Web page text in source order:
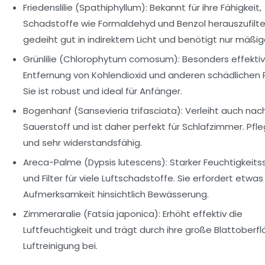
Friedenslilie (Spathiphyllum): Bekannt für ihre Fähigkeit,
Schadstoffe wie Formaldehyd und Benzol
gedeiht gut in indirektem Licht und benötigt nur
Grünlilie (Chlorophytum comosum): Besonders
Entfernung von Kohlendioxid und anderen schädlichen
Sie ist robust und ideal für Anfänger.
Bogenhanf (Sansevieria trifasciata): Verleiht auch
Sauerstoff und ist daher perfekt für Schlafzimmer.
und sehr widerstandsfähig.
Areca-Palme (Dypsis lutescens): Starker
und Filter für viele Luftschadstoffe. Sie erfordert
Aufmerksamkeit hinsichtlich Bewässerung.
Zimmeraralie (Fatsia japonica): Erhöht effektiv die
Luftfeuchtigkeit und trägt durch ihre große
Luftreinigung bei.